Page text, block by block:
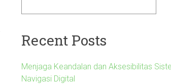
Recent Posts
Menjaga Keandalan dan Aksesibilitas
Navigasi Digital